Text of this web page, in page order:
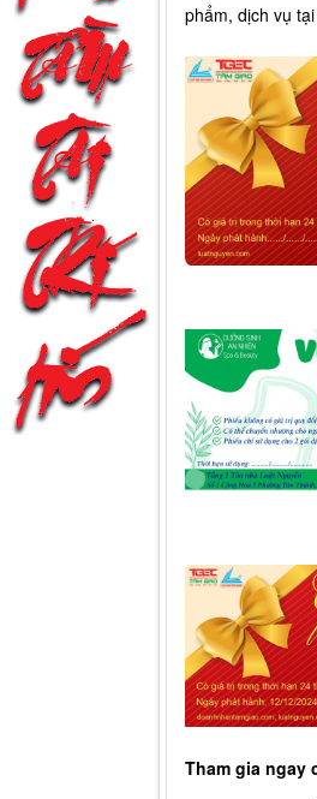
phẩm, dịch vụ
Tham gia ngay